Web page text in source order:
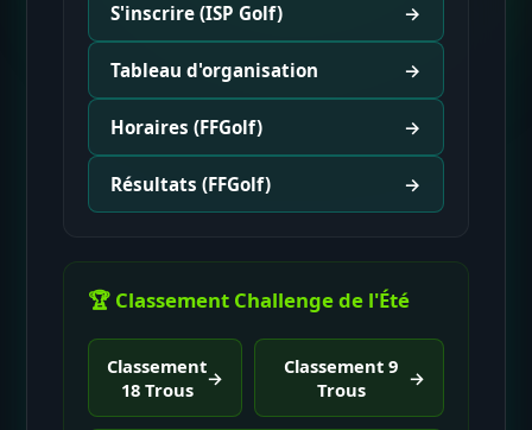
S'inscrire (ISP Golf) →
Tableau d'organisation →
Horaires (FFGolf) →
Résultats (FFGolf) →
🏆 Classement Challenge de l'Été
Classement
18 Trous
→
Classement 9
Trous
→